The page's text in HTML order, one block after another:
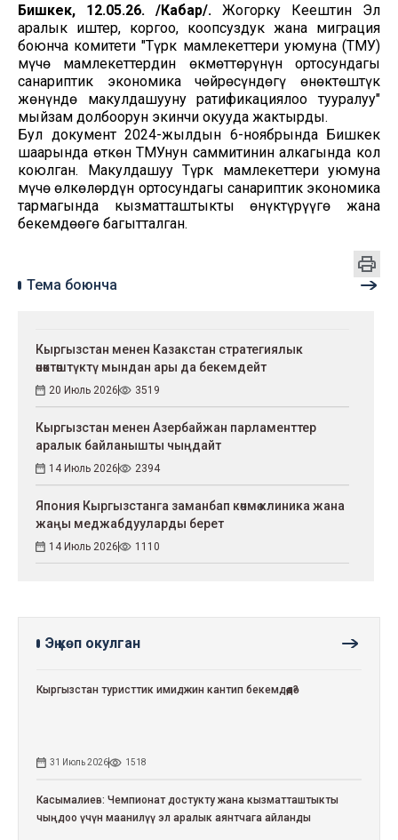
Бишкек, 12.05.26. /Кабар/. Жогорку Кеңештин Эл
аралык иштер, коргоо, коопсуздук жана миграция
боюнча комитети "Түрк мамлекеттери уюмуна (ТМУ)
мүчө мамлекеттердин өкмөттөрүнүн ортосундагы
санариптик экономика чөйрөсүндөгү өнөктөштүк
жөнүндө макулдашууну ратификациялоо тууралуу"
мыйзам долбоорун экинчи окууда жактырды.
Бул документ 2024-жылдын 6-ноябрында Бишкек
шаарында өткөн ТМУнун саммитинин алкагында кол
коюлган. Макулдашуу Түрк мамлекеттери уюмуна
мүчө өлкөлөрдүн ортосундагы санариптик экономика
тармагында кызматташтыкты өнүктүрүүгө жана
бекемдөөгө багытталган.
Тема боюнча
Кыргызстан менен Казакстан стратегиялык
өнөктөштүктү мындан ары да бекемдейт
20 Июль 2026 3519
Кыргызстан менен Азербайжан парламенттер
аралык байланышты чыңдайт
14 Июль 2026 2394
Япония Кыргызстанга заманбап көчмө клиника жана
жаңы меджабдууларды берет
14 Июль 2026 1110
Эң көп окулган
Кыргызстан туристтик имиджин кантип бекемдөөдө?
31 Июль 2026 1518
Касымалиев: Чемпионат достукту жана кызматташтыкты
чыңдоо үчүн маанилүү эл аралык аянтчага айланды